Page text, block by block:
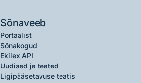
Sõnaveeb
Portaalist
Sõnakogud
Ekilex API
Uudised ja teated
Ligipääsetavuse teatis